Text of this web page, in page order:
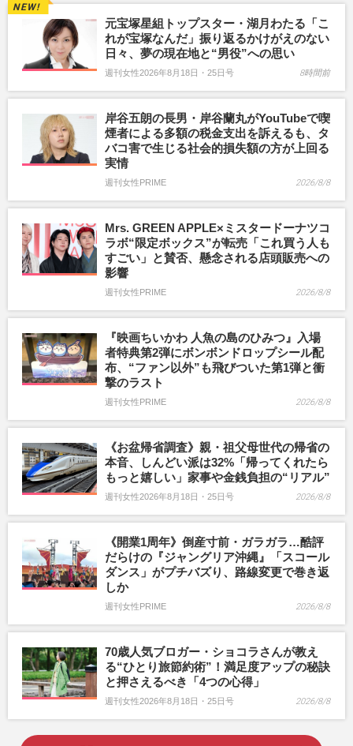
元宝塚星組トップスター・湖月わたる「こ
れが宝塚なんだ」振り返るかけがえのない
日々、夢の現在地と“男役”への思い
週刊女性2026年8月18日・25日号 8時間前
岸谷五朗の長男・岸谷蘭丸がYouTubeで喫
煙者による多額の税金支出を訴えるも、タ
バコ害で生じる社会的損失額の方が上回る
実情
週刊女性PRIME 2026/8/8
Mrs. GREEN APPLE×ミスタードーナツコ
ラボ“限定ボックス”が転売「これ買う人も
すごい」と賛否、懸念される店頭販売への
影響
週刊女性PRIME 2026/8/8
『映画ちいかわ 人魚の島のひみつ』入場
者特典第2弾にボンボンドロップシール配
布、“ファン以外”も飛びついた第1弾と衝
撃のラスト
週刊女性PRIME 2026/8/8
《お盆帰省調査》親・祖父母世代の帰省の
本音、しんどい派は32%「帰ってくれたら
もっと嬉しい」家事や金銭負担の“リアル”
週刊女性2026年8月18日・25日号 2026/8/8
《開業1周年》倒産寸前・ガラガラ…酷評
だらけの『ジャングリア沖縄』「スコール
ダンス」がプチバズり、路線変更で巻き返
しか
週刊女性PRIME 2026/8/8
70歳人気ブロガー・ショコラさんが教え
る“ひとり旅節約術”！満足度アップの秘訣
と押さえるべき「4つの心得」
週刊女性2026年8月18日・25日号 2026/8/8